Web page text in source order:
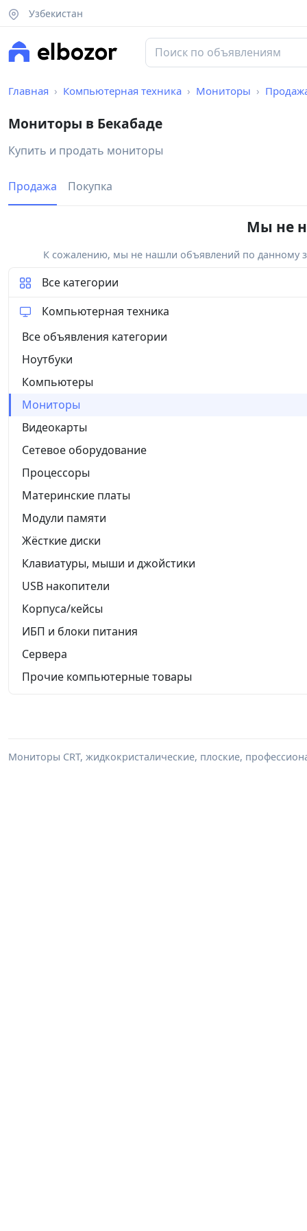
Узбекистан
Главная Компьютерная техника Мониторы
Мониторы в Бекабаде
Купить и продать мониторы
Продажа Покупка
Мы не
К сожалению, мы не нашли объявлений по данному
Все категории
Компьютерная техника
Все объявления категории
Ноутбуки
Компьютеры
Мониторы
Видеокарты
Сетевое оборудование
Процессоры
Материнские платы
Модули памяти
Жёсткие диски
Клавиатуры, мыши и джойстики
USB накопители
Корпуса/кейсы
ИБП и блоки питания
Сервера
Прочие компьютерные товары
Мониторы CRT, жидкокристалические, плоские,